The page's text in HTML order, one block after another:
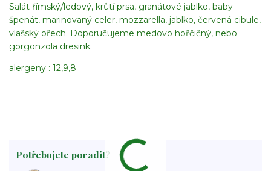
Salát římský/ledový, krůtí prsa, granátové jablko, baby
špenát, marinovaný celer, mozzarella, jablko, červená cibule,
vlašský ořech. Doporučujeme medovo hořčičný, nebo
gorgonzola dresink.
alergeny : 12,9,8
Potřebujete poradit?